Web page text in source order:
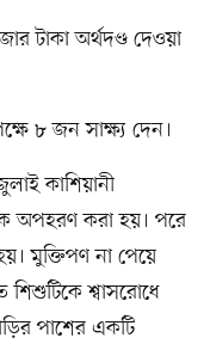
টাকা অর্থদণ্ড দেওয়া
৮ জন সাক্ষ্য দেন।
কাশিয়ানী
অপহরণ করা হয়। পরে
মুক্তিপণ না পেয়ে
শ্বাসরোধে
পাশের একটি